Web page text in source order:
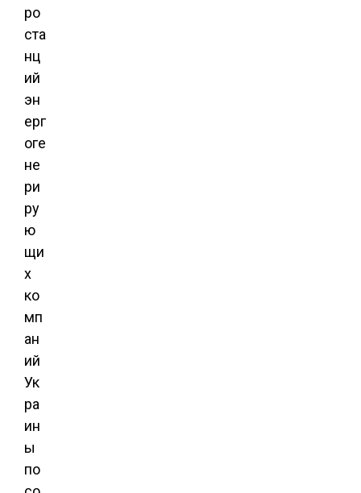
ро
ста
нц
ий
эн
ерг
оге
не
ри
ру
ю
щи
х
ко
мп
ан
ий
Ук
ра
ин
ы
по